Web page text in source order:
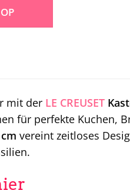
mit der LE CREUSET
für perfekte Kuchen,
vereint zeitloses